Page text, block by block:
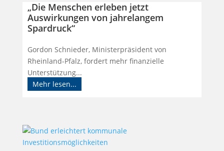
„Die Menschen erleben jetzt
Auswirkungen von jahrelangem
Spardruck“
Gordon Schnieder, Ministerpräsident von
Rheinland-Pfalz, fordert mehr finanzielle
Unterstützung...
Mehr lesen...